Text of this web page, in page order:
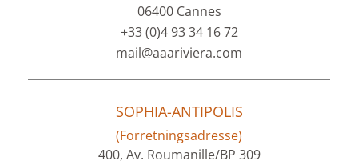
06400 Cannes
+33 (0)4 93 34 16 72
mail@aaariviera.com
SOPHIA-ANTIPOLIS
(Forretningsadresse)
400, Av. Roumanille/BP 309